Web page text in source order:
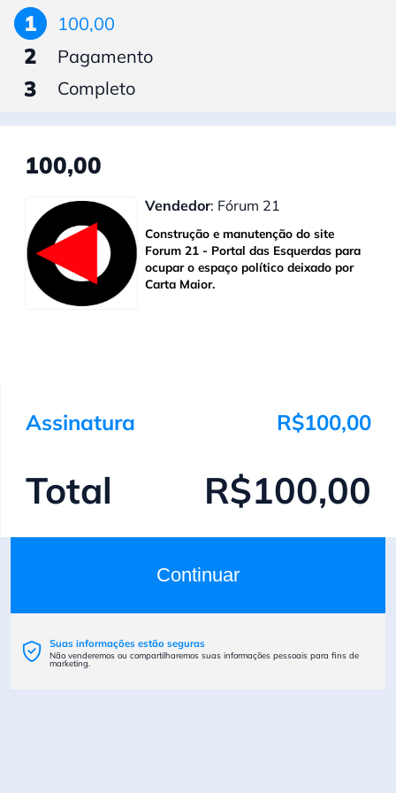
1 100,00
2 Pagamento
3 Completo
100,00
Vendedor: Fórum 21
Construção e manutenção do site
Forum 21 - Portal das Esquerdas para
ocupar o espaço político deixado por
Carta Maior.
Assinatura R$100,00
Total R$100,00
Continuar
Suas informações estão seguras
Não venderemos ou compartilharemos suas informações pessoais para fins de
marketing.